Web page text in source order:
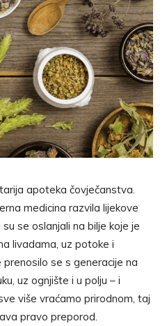
apoteka čovječanstva.
medicina razvila lijekove
se oslanjali na bilje koje je
livadama, uz potoke i
se s generacije na
uz ognjište i u polju – i
više vraćamo prirodnom, taj
pravo preporod.